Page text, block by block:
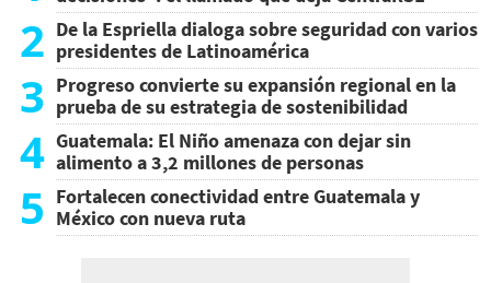
2 De la Espriella dialoga sobre seguridad con varios
presidentes de Latinoamérica
3 Progreso convierte su expansión regional en la
prueba de su estrategia de sostenibilidad
4 Guatemala: El Niño amenaza con dejar sin
alimento a 3,2 millones de personas
5 Fortalecen conectividad entre Guatemala y
México con nueva ruta